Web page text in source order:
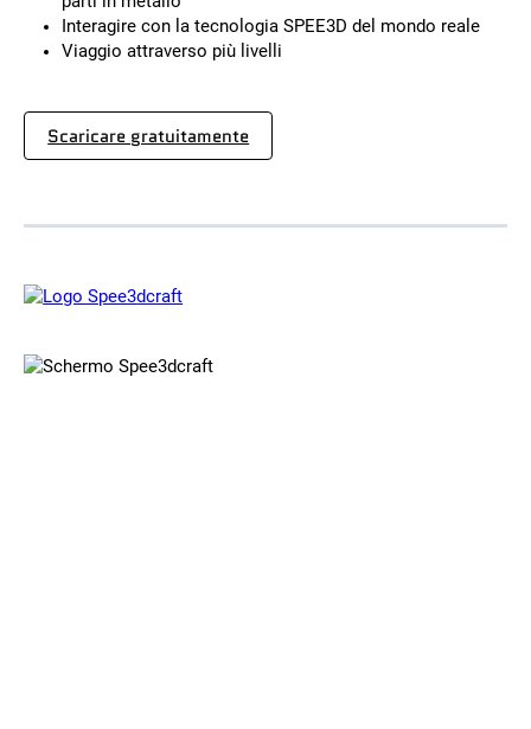
Interagire con la tecnologia SPEE3D del mondo reale
Viaggio attraverso più livelli
Scaricare gratuitamente